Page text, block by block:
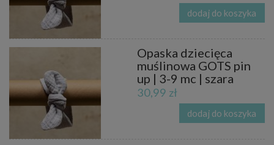
dodaj do koszyka
Opaska dziecięca
muślinowa GOTS pin
up | 3-9 mc | szara
30,99 zł
dodaj do koszyka